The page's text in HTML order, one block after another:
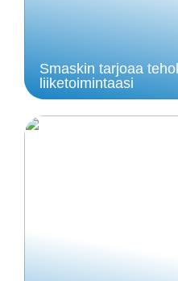
Smaskin tarjoaa
liiketoimintaasi